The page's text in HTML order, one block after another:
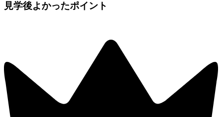
見学後よかったポイント